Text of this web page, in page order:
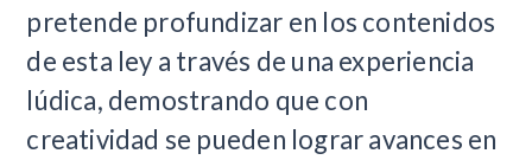
pretende profundizar en los contenidos
de esta ley a través de una experiencia
lúdica, demostrando que con
creatividad se pueden lograr avances en